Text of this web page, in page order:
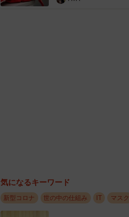
気になるキーワード
新型コロナ 世の中の仕組み IT マスク